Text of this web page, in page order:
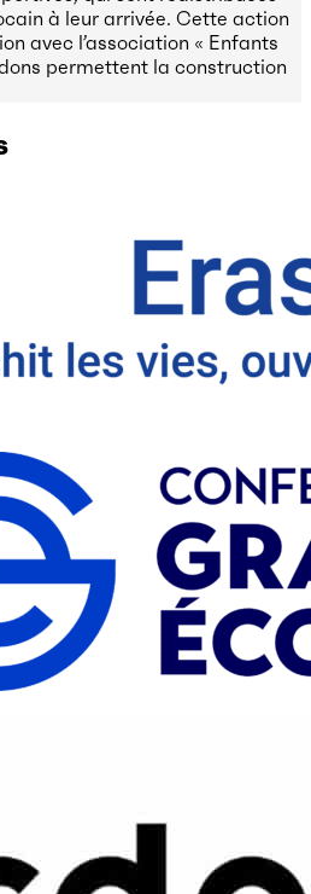
à leur arrivée. Cette action
avec l’association « Enfants
permettent la construction